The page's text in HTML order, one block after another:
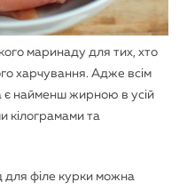
маринаду для тих, хто
харчування. Адже всім
є найменш жирною в усій
кілограмами та
для філе курки можна